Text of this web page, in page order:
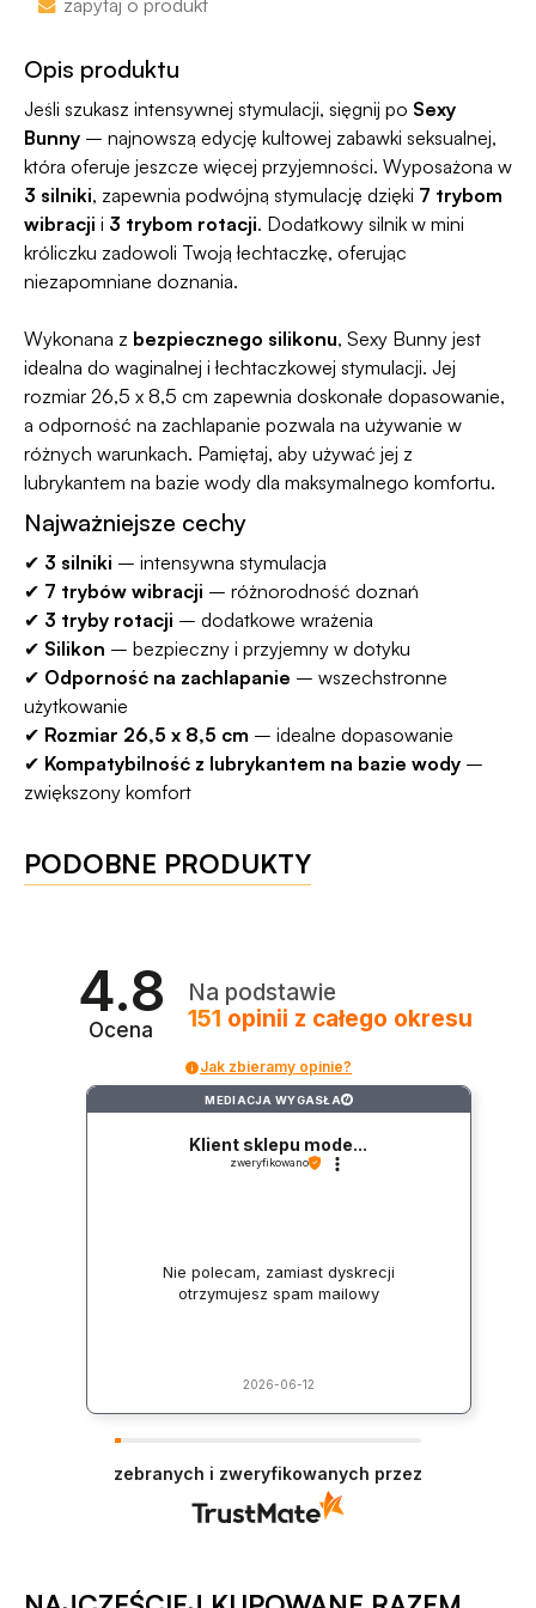
Dyskrecji — jeśli ją naruszymy, zwrócimy Ci
100 dni na zwrot. Sam proces jesy niezwykle
programu Wygodne Zwroty®
zapytaj o produkt
Opis produktu
Jeśli szukasz intensywnej stymulacji, sięgnij po Sexy
Bunny – najnowszą edycję kultowej zabawki seksualnej,
która oferuje jeszcze więcej przyjemności. Wyposażona w
3 silniki, zapewnia podwójną stymulację dzięki 7 trybom
wibracji i 3 trybom rotacji. Dodatkowy silnik w mini
króliczku zadowoli Twoją łechtaczkę, oferując
niezapomniane doznania.
Wykonana z bezpiecznego silikonu, Sexy Bunny jest
idealna do waginalnej i łechtaczkowej stymulacji. Jej
rozmiar 26,5 x 8,5 cm zapewnia doskonałe dopasowanie,
a odporność na zachlapanie pozwala na używanie w
różnych warunkach. Pamiętaj, aby używać jej z
lubrykantem na bazie wody dla maksymalnego komfortu.
Najważniejsze cechy
✔ 3 silniki – intensywna stymulacja
✔ 7 trybów wibracji – różnorodność doznań
✔ 3 tryby rotacji – dodatkowe wrażenia
✔ Silikon – bezpieczny i przyjemny w dotyku
✔ Odporność na zachlapanie – wszechstronne
użytkowanie
✔ Rozmiar 26,5 x 8,5 cm – idealne dopasowanie
✔ Kompatybilność z lubrykantem na bazie wody –
zwiększony komfort
PODOBNE PRODUKTY
4.8
Ocena
Na podstawie
151 opinii z całego okresu
Jak zbieramy opinie?
MEDIACJA WYGASŁA ?
Klient sklepu mode...
zweryfikowano
Nie polecam, zamiast dyskrecji
otrzymujesz spam mailowy
2026-06-12
zebranych i zweryfikowanych przez